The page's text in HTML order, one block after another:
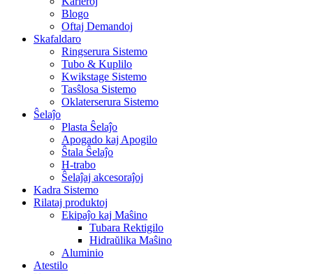
Blogo
Oftaj Demandoj
Skafaldaro
Ringserura Sistemo
Tubo & Kuplilo
Kwikstage Sistemo
Tasŝlosa Sistemo
Oklaterserura Sistemo
Ŝelaĵo
Plasta Ŝelaĵo
Apogado kaj Apogilo
Ŝtala Ŝelaĵo
H-trabo
Ŝelaĵaj akcesoraĵoj
Kadra Sistemo
Rilataj produktoj
Ekipaĵo kaj Maŝino
Tubara Rektigilo
Hidraŭlika Maŝino
Aluminio
Atestilo